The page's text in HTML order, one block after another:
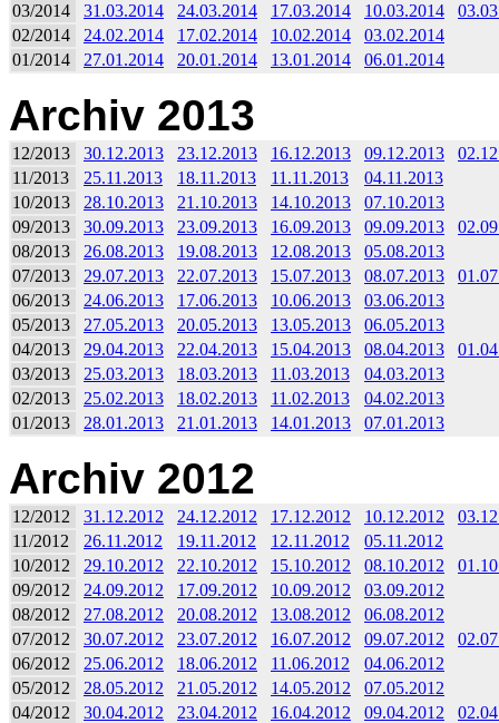
03/2014
31.03.2014 24.03.2014 17.03.2014 10.03.2014
02/2014
24.02.2014 17.02.2014 10.02.2014
03.02.2014
01/2014
27.01.2014 20.01.2014 13.01.2014 06.01.2014
Archiv 2013
12/2013 30.12.2013 23.12.2013 16.12.2013 09.12.2013
11/2013
25.11.2013 18.11.2013 11.11.2013
04.11.2013
10/2013
28.10.2013 21.10.2013 14.10.2013
07.10.2013
09/2013
30.09.2013 23.09.2013 16.09.2013 09.09.2013
08/2013
26.08.2013 19.08.2013 12.08.2013
05.08.2013
07/2013
29.07.2013 22.07.2013 15.07.2013 08.07.2013
06/2013
24.06.2013 17.06.2013 10.06.2013
03.06.2013
05/2013
27.05.2013 20.05.2013 13.05.2013
06.05.2013
04/2013
29.04.2013 22.04.2013 15.04.2013 08.04.2013
03/2013
25.03.2013 18.03.2013 11.03.2013
04.03.2013
02/2013
25.02.2013 18.02.2013 11.02.2013
04.02.2013
01/2013
28.01.2013 21.01.2013 14.01.2013 07.01.2013
Archiv 2012
12/2012 31.12.2012 24.12.2012 17.12.2012 10.12.2012
11/2012
26.11.2012 19.11.2012 12.11.2012
05.11.2012
10/2012
29.10.2012 22.10.2012 15.10.2012 08.10.2012
09/2012
24.09.2012 17.09.2012 10.09.2012
03.09.2012
08/2012
27.08.2012 20.08.2012 13.08.2012
06.08.2012
07/2012
30.07.2012 23.07.2012 16.07.2012 09.07.2012
06/2012
25.06.2012 18.06.2012 11.06.2012
04.06.2012
05/2012
28.05.2012 21.05.2012 14.05.2012
07.05.2012
04/2012
30.04.2012 23.04.2012 16.04.2012 09.04.2012